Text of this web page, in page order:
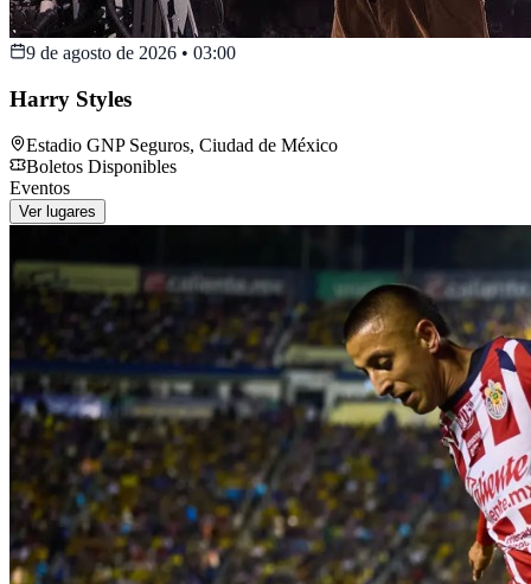
9 de agosto de 2026 • 03:00
Harry Styles
Estadio GNP Seguros, Ciudad de México
Boletos Disponibles
Eventos
Ver lugares